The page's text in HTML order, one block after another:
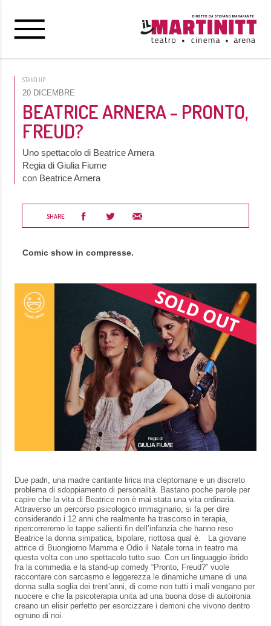
STAND UP
20 DICEMBRE
BEATRICE ARNERA - PRONTO,
FREUD?
Uno spettacolo di Beatrice Arnera
Regia di Giulia Fiume
con Beatrice Arnera
SHARE
Comic show in compresse.
Due padri, una madre cantante lirica ma cleptomane e un discreto
problema di sdoppiamento di personalità. Bastano poche parole per
capire che la vita di Beatrice non è mai stata una vita ordinaria.
Attraverso un percorso psicologico immaginario, si fa per dire
considerando i 12 anni che realmente ha trascorso in terapia,
ripercorreremo le tappe salienti fin dell’infanzia che hanno reso
Beatrice la donna simpatica, bipolare, riottosa qual è. La giovane
attrice di Buongiorno Mamma e Odio il Natale torna in teatro ma
questa volta con uno spettacolo tutto suo. Con un linguaggio ibrido
fra la commedia e la stand-up comedy “Pronto, Freud?” vuole
raccontare con sarcasmo e leggerezza le dinamiche umane di una
donna sulla soglia dei trent’anni, di come non tutti i mali vengano per
nuocere e che la psicoterapia unita ad una buona dose di autoironia
creano un elisir perfetto per esorcizzare i demoni che vivono dentro
ognuno di noi.